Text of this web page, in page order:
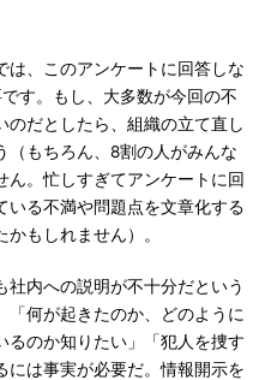
、このアンケートに回答しな
す。もし、大多数が今回の不
だとしたら、組織の立て直し
（もちろん、8割の人がみんな
。忙しすぎてアンケートに回
いる不満や問題点を文章化する
もしれません）。
内への説明が不十分だという
何が起きたのか、どのように
るのか知りたい」「犯人を捜す
には事実が必要だ。情報開示を